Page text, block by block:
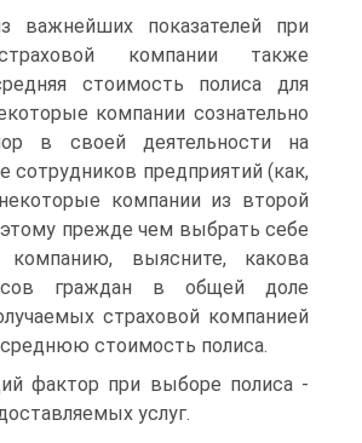
важнейших показателей при
компании также
стоимость полиса для
компании сознательно
в своей деятельности на
сотрудников предприятий (как,
компании из второй
прежде чем выбрать себе
компанию, выясните, какова
граждан в общей доле
страховой компанией
стоимость полиса.
фактор при выборе полиса -
услуг.